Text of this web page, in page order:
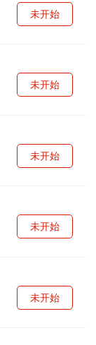
未开始
未开始
未开始
未开始
未开始